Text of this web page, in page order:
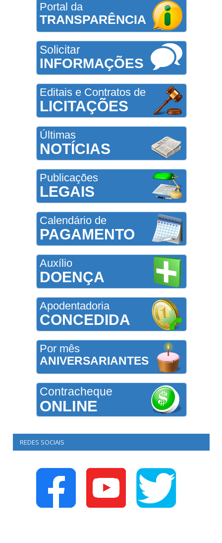
Portal da
TRANSPARÊNCIA
Solicitar
INFORMAÇÕES
Editais e Contratos de
LICITAÇÕES
Últimas
NOTÍCIAS
Publicações
LEGAIS
Calendário de
PAGAMENTO
Auxílio
DOENÇA
Apodentadoria
CONCEDIDA
Por mês
ANIVERSARIANTES
Contracheque
ONLINE
REDES SOCIAIS